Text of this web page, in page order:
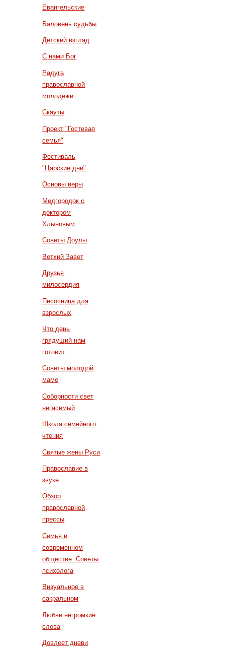
Евангельские
Баловень судьбы
Детский взгляд
С нами Бог
Радуга
православной
молодежи
Скауты
Проект "Гостевая
семья"
Фестиваль
"Царские дни"
Основы веры
Медгородок с
доктором
Хлыновым
Советы Доулы
Ветхий Завет
Друзья
милосердия
Песочница для
взрослых
Что день
грядущий нам
готовит
Советы молодой
маме
Соборности свет
негасимый
Школа семейного
чтения
Святые жены Руси
Православие в
звуке
Обзор
православной
прессы
Семья в
современном
обществе. Советы
психолога
Визуальное в
сакральном
Любви негромкие
слова
Довлеет дневи